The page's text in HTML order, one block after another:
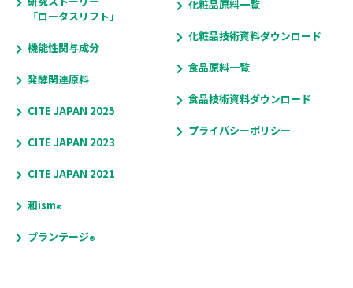
「ロータスリフト」
機能性関与成分
発酵関連原料
CITE JAPAN 2025
CITE JAPAN 2023
CITE JAPAN 2021
和ism®
プランテージ®
化粧品原料一覧
化粧品技術資料ダウンロード
食品原料一覧
食品技術資料ダウンロード
プライバシーポリシー